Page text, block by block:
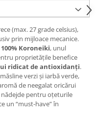
(max. 27 grade celsius),
prin mijloace mecanice.
100% Koroneiki, unul
proprietățile benefice
ridicat de antioxidanți.
verzi și iarbă verde,
de neegalat oricărui
nădejde pentru oțeturile
un “must-have” în